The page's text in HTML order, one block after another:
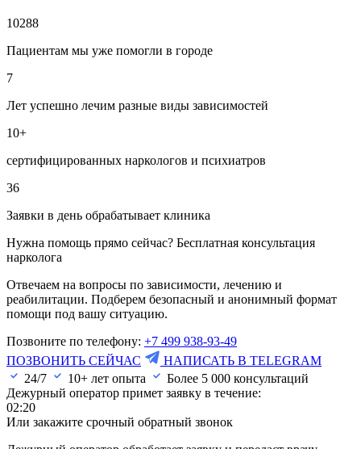
10288
Пациентам мы уже помогли в городе
7
Лет успешно лечим разные виды зависимостей
10+
сертифицированных наркологов и психиатров
36
Заявки в день обрабатывает клиника
Нужна помощь прямо сейчас? Бесплатная консультация
нарколога
Отвечаем на вопросы по зависимости, лечению и
реабилитации. Подберем безопасный и анонимный формат
помощи под вашу ситуацию.
Позвоните по телефону: +7 499 938-93-49
ПОЗВОНИТЬ СЕЙЧАС
НАПИСАТЬ В TELEGRAM
24/7
10+ лет опыта Более 5 000 консультаций
Дежурный оператор примет заявку в течение:
02:20
Или закажите срочный обратный звонок